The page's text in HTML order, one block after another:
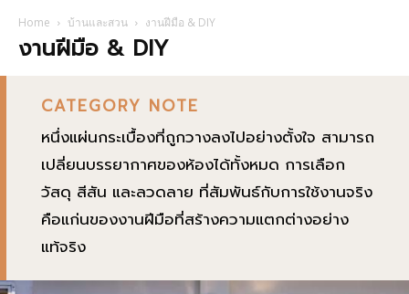
Home บ้านและสวน งานฝีมือ & DIY
งานฝีมือ & DIY
CATEGORY NOTE
หนึ่งแผ่นกระเบื้องที่ถูกวางลงไปอย่างตั้งใจ สามารถ
เปลี่ยนบรรยากาศของห้องได้ทั้งหมด การเลือก
วัสดุ สีสัน และลวดลาย ที่สัมพันธ์กับการใช้งานจริง
คือแก่นของงานฝีมือที่สร้างความแตกต่างอย่าง
แท้จริง